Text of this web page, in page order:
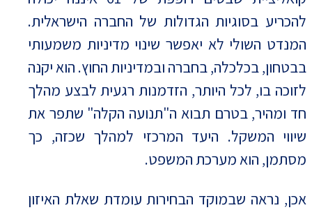
להכריע בסוגיות הגדולות של החברה הישראלית.
המנדט השולי לא יאפשר שינוי מדיניות משמעותי
בבטחון, בכלכלה, בחברה ובמדיניות החוץ. הוא יקנה
לזוכה בו, לכל היותר, הזדמנות רגעית לבצע מהלך
חד ומהיר, בטרם תבוא ה"תנועה הקלה" שתפר את
שיווי המשקל. היעד המרכזי למהלך שכזה, כך
מסתמן, הוא מערכת המשפט.
אכן, נראה שבמוקד הבחירות עומדת שאלת האיזון